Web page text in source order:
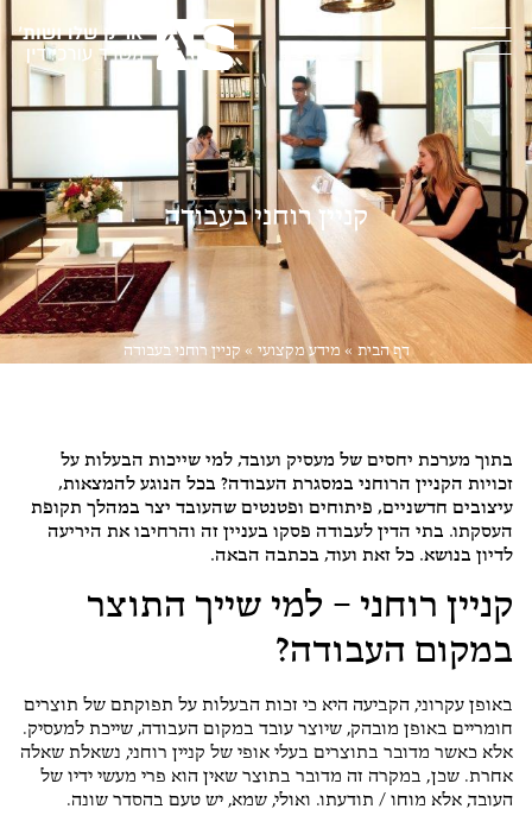
קניין רוחני בעבודה
דף הבית » מידע מקצועי » קניין רוחני בעבודה
בתוך מערכת יחסים של מעסיק ועובד, למי שייכות הבעלות על
זכויות הקניין הרוחני במסגרת העבודה? בכל הנוגע להמצאות,
עיצובים חדשניים, פיתוחים ופטנטים שהעובד יצר במהלך תקופת
העסקתו. בתי הדין לעבודה פסקו בעניין זה והרחיבו את היריעה
לדיון בנושא. כל זאת ועוד, בכתבה הבאה.
קניין רוחני – למי שייך התוצר
במקום העבודה?
באופן עקרוני, הקביעה היא כי זכות הבעלות על תפוקתם של תוצרים
חומריים באופן מובהק, שיוצר עובד במקום העבודה, שייכת למעסיק.
אלא כאשר מדובר בתוצרים בעלי אופי של קניין רוחני, נשאלת שאלה
אחרת. שכן, במקרה זה מדובר בתוצר שאין הוא פרי מעשי ידיו של
העובד, אלא מוחו / תודעתו. ואולי, שמא, יש טעם בהסדר שונה.